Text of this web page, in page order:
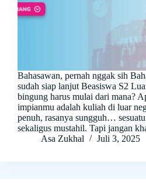
Bahasawan, pernah nggak sih
sudah siap lanjut Beasiswa S2
bingung harus mulai dari mana?
impianmu adalah kuliah di luar
penuh, rasanya sungguh…
sekaligus mustahil. Tapi jangan
Asa Zukhal
Juli 3, 2025